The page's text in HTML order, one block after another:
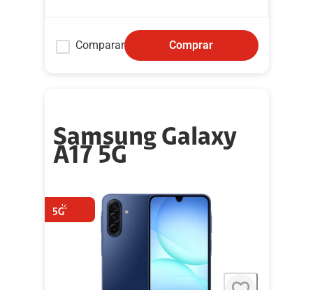
Comparar Comprar
Samsung Galaxy
A17 5G